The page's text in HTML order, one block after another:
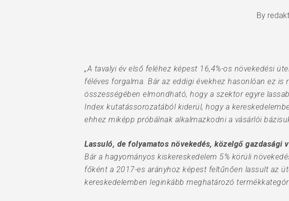
Hit enter to search or ESC to close
By
„A tavalyi év első feléhez képest 16,4%-os növekedési
féléves forgalma. Bár az eddigi évekhez hasonlóan ez
összességében elmondható, hogy a szektor egyre
Index kutatássorozatából kiderül, hogy a
ehhez miképp próbálnak alkalmazkodni a vásárlói
Lassuló, de folyamatos növekedés, közelgő gazdasági
Bár a hagyományos kiskereskedelem 5% körüli
főként a 2017-es arányhoz képest feltűnően lassult az
kereskedelemben leginkább meghatározó